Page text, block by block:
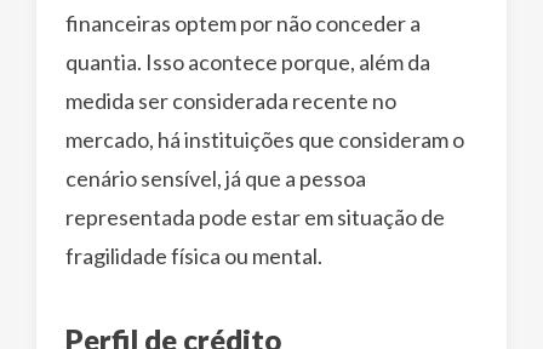
financeiras optem por não conceder a
quantia. Isso acontece porque, além da
medida ser considerada recente no
mercado, há instituições que consideram o
cenário sensível, já que a pessoa
representada pode estar em situação de
fragilidade física ou mental.
Perfil de crédito